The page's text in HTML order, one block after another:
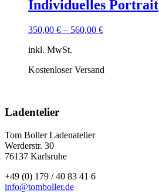
Individuelles Portrait
350,00 € – 560,00 €
inkl. MwSt.
Kostenloser Versand
Ladentelier
Tom Boller Ladenatelier
Werderstr. 30
76137 Karlsruhe
+49 (0) 179 / 40 83 41 6
info@tomboller.de